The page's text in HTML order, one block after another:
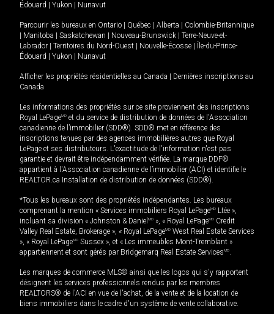
Édouard
Yukon Nunavut
Parcourir les bureaux en Ontario Québec Alberta
Colombie-Britannique
Manitoba Saskatchewan Nouveau-Brunswick
Terre-Neuve-et-
Labrador
Territoires du Nord-Ouest Nouvelle-Écosse
Île-du-Prince-
Édouard
Yukon Nunavut
Afficher les propriétés résidentielles au Canada
Dernières inscriptions au
Canada
Les informations des propriétés sur ce site proviennent des inscriptions
Royal LePageMD et du service de distribution de données de l'Association
canadienne de l’immobilier (SDD®). SDD® met en référence des
inscriptions tenues par des agences immobilières autres que Royal
LePage et ses distributeurs. L'exactitude de l'information n'est pas
garantie et devrait être indépendamment vérifiée. La marque DDF®
appartient à l'Association canadienne de l’immobilier (ACI) et identifie le
REALTOR.ca Installation de distribution de données (SDD®).
*Tous les bureaux sont des propriétés indépendantes. Les bureaux
comprenant la mention « Services immobiliers Royal LePageMD Ltée »,
incluant sa division « Johnston & Daniel MD », « Royal LePageMD Credit
Valley Real Estate, Brokerage », « Royal LePageMD West Real Estate Services
», « Royal LePageMD Sussex », et « Les immeubles Mont-Tremblant »
appartiennent et sont gérés par Bridgemarq Real Estate ServicesMD.
Les marques de commerce MLS® ainsi que les logos qui s'y rapportent
désignent les services professionnels rendus par les membres
REALTORS® de l'ACI en vue de l'achat, de la vente et de la location de
biens immobiliers dans le cadre d'un système de vente collaborative.